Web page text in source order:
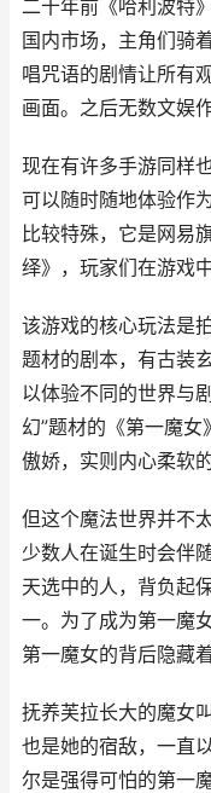
二十年前《哈利波特
国内市场，主角们骑
唱咒语的剧情让所有
画面。之后无数文娱
现在有许多手游同样
可以随时随地体验作
比较特殊，它是网易
绎》，玩家们在游戏
该游戏的核心玩法是
题材的剧本，有古装
以体验不同的世界与
幻”题材的《第一魔
傲娇，实则内心柔软
但这个魔法世界并不
少数人在诞生时会伴
天选中的人，背负起
一。为了成为第一魔
第一魔女的背后隐藏
抚养芙拉长大的魔女
也是她的宿敌，一直
尔是强得可怕的第一